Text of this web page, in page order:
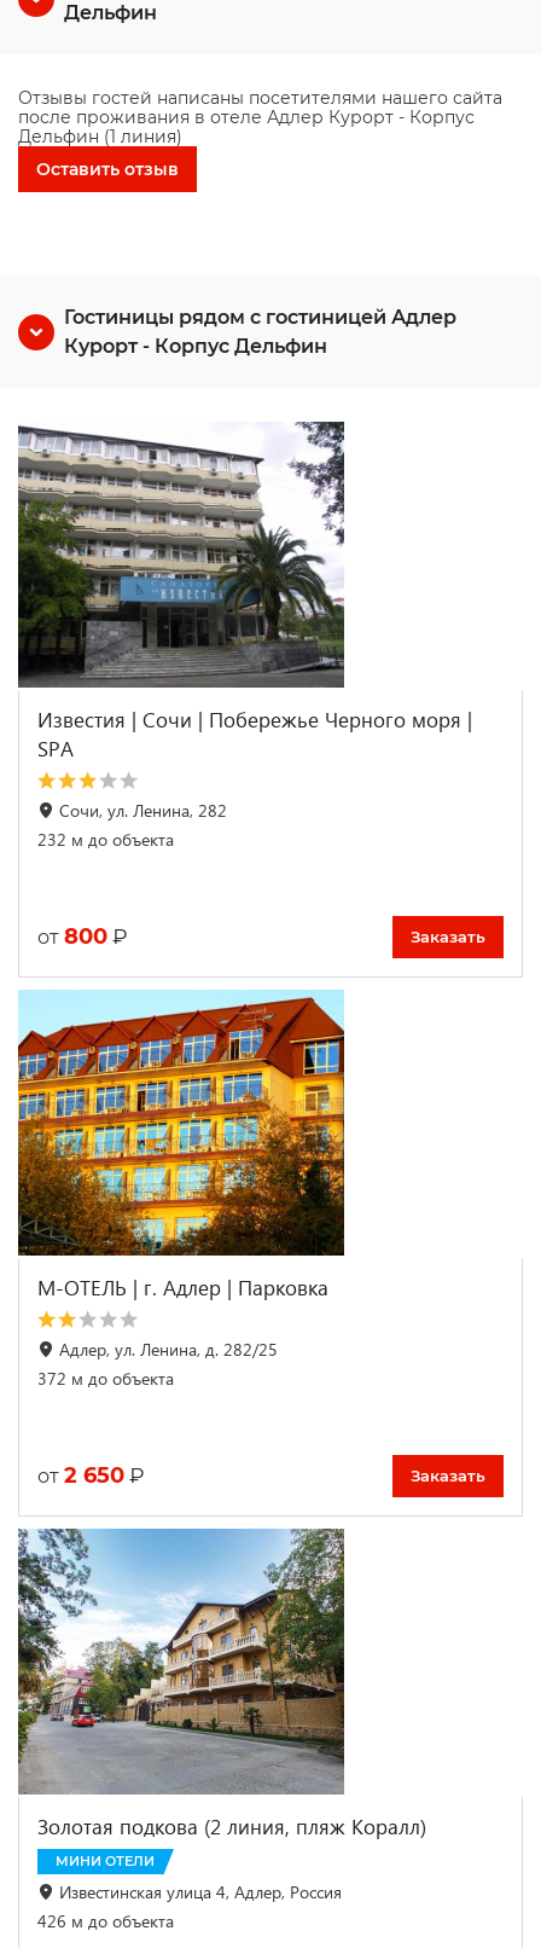
Дельфин
Отзывы гостей написаны посетителями нашего сайта
после проживания в отеле Адлер Курорт - Корпус
Дельфин (1 линия)
Оставить отзыв
Гостиницы рядом с гостиницей Адлер
Курорт - Корпус Дельфин
Известия | Сочи | Побережье Черного моря |
SPA
Сочи, ул. Ленина, 282
232 м до объекта
от 800 ₽ Заказать
М-ОТЕЛЬ | г. Адлер | Парковка
Адлер, ул. Ленина, д. 282/25
372 м до объекта
от 2 650 ₽ Заказать
Золотая подкова (2 линия, пляж Коралл)
МИНИ ОТЕЛИ
Известинская улица 4, Адлер, Россия
426 м до объекта